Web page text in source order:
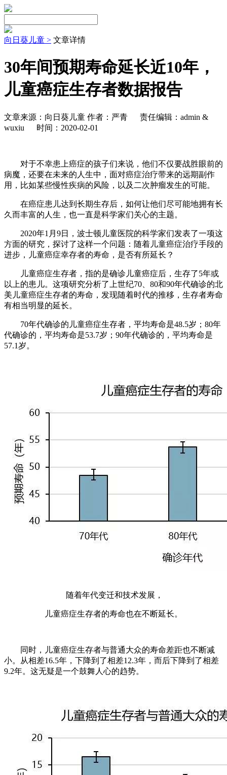
向日葵儿童 > 文章详情
30年间预期寿命延长近10年，
儿童癌症生存者数据报告
文章来源：向日葵儿童 作者：严青
责任编辑：admin &
wuxiu
时间：2020-02-01
对于不幸患上癌症的孩子们来说，他们不仅要战胜眼前的
病魔，还要在未来的人生中，面对癌症治疗带来的远期副作
用，比如某些慢性疾病的风险，以及二次肿瘤发生的可能。
在癌症患儿达到长期生存后，如何让他们尽可能地拥有长
久而丰富的人生，也一直是科学家们关心的主题。
2020年1月9日，波士顿儿童医院的科学家们发表了一项这
方面的研究，探讨了这样一个问题：随着儿童癌症治疗手段的
进步，儿童癌症幸存者的寿命，是否有所延长？
儿童癌症生存者，指的是确诊儿童癌症后，生存了5年或
以上的患儿。这项研究分析了上世纪70、80和90年代确诊的北
美儿童癌症生存者的寿命，发现随着时代的推移，生存者寿命
有相当明显的延长。
70年代确诊的儿童癌症生存者，平均寿命是48.5岁；80年
代确诊的，平均寿命是53.7岁；90年代确诊的，平均寿命是
57.1岁。
随着年代变迁和技术发展，
儿童癌症生存者的寿命也在不断延长。
同时，儿童癌症生存者与普通大众的寿命差距也不断减
小。从相差16.5年，下降到了相差12.3年，而后下降到了相差
9.2年。这无疑是一个鼓舞人心的趋势。